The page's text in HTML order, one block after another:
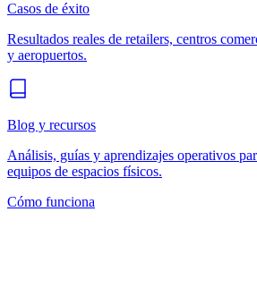
Casos de éxito
Resultados reales de retailers, centros
y aeropuertos.
Blog y recursos
Análisis, guías y aprendizajes operativos
equipos de espacios físicos.
Cómo funciona